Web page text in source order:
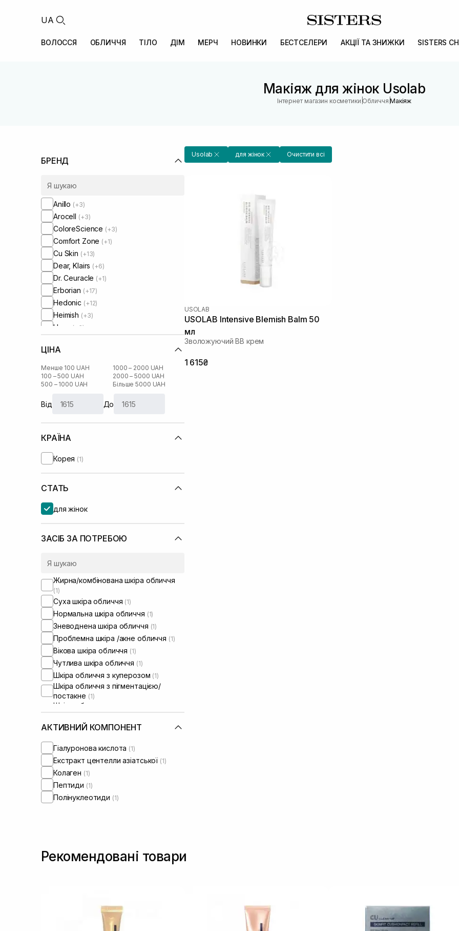
UA
ВОЛОССЯ ОБЛИЧЧЯ ТІЛО ДІМ МЕРЧ НОВИНКИ БЕСТСЕЛЕРИ АКЦІЇ ТА ЗНИЖКИ SISTERS
Макіяж для жінок Usolab
Інтернет магазин косметики |Обличчя |Макіяж
БРЕНД
Anillo (+3)
Arocell (+3)
ColoreScience (+3)
Comfort Zone (+1)
Cu Skin (+13)
Dear, Klairs (+6)
Dr. Ceuracle (+1)
Erborian (+17)
Hedonic (+12)
Heimish (+3)
Hugs (+3)
Lipss
Perricone MD
Purito(+4)
ROB(+12)
Rejuran
Sorted Skin
Transparent-Lab
Usolab
ЦІНА
Менше 100 UAH
100 – 500 UAH
500 – 1000 UAH
1000 – 2000 UAH
2000 – 5000 UAH
Більше 5000 UAH
Від До
КРАЇНА
Корея (1)
СТАТЬ
для жінок
ЗАСІБ ЗА ПОТРЕБОЮ
Жирна/комбінована шкіра обличчя
(1)
Суха шкіра обличчя (1)
Нормальна шкіра обличчя (1)
Зневоднена шкіра обличчя (1)
Проблемна шкіра /акне обличчя (1)
Вікова шкіра обличчя (1)
Чутлива шкіра обличчя (1)
Шкіра обличчя з куперозом (1)
Шкіра обличчя з пігментацією/
постакне (1)
Шкіра обличчя з розширеними
порами
АКТИВНИЙ КОМПОНЕНТ
Гіалуронова кислота (1)
Екстракт центелли азіатської (1)
Колаген (1)
Пептиди (1)
Полінуклеотиди (1)
Usolab для жінок Очистити всі
USOLAB
USOLAB Intensive Blemish Balm 50
мл
Зволожуючий ВВ крем
1 615₴
Рекомендовані товари